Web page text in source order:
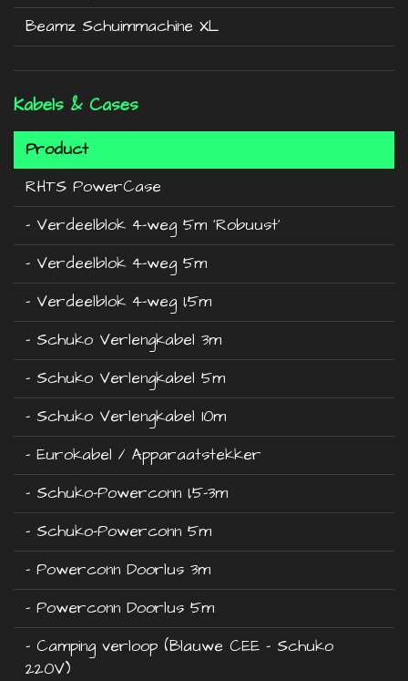
Beamz Schuimmachine XL
Kabels & Cases
Product
RHTS PowerCase
- Verdeelblok 4-weg 5m 'Robuust'
- Verdeelblok 4-weg 5m
- Verdeelblok 4-weg 1,5m
- Schuko Verlengkabel 3m
- Schuko Verlengkabel 5m
- Schuko Verlengkabel 10m
- Eurokabel / Apparaatstekker
- Schuko-Powerconn 1,5-3m
- Schuko-Powerconn 5m
- Powerconn Doorlus 3m
- Powerconn Doorlus 5m
- Camping verloop (Blauwe CEE - Schuko
220V)